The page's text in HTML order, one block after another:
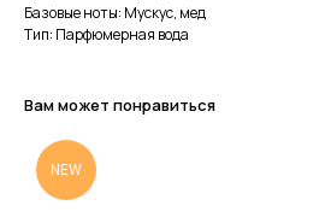
Базовые ноты: Мускус, мед
Тип: Парфюмерная вода
Вам может понравиться
NEW